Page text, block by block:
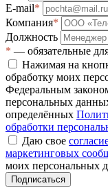
E-mail*
Компания*
Должность
* — обязательные
Нажимая на
обработку моих
Федеральным
персональных
определённых
обработки
Даю свое
маркетинговых
моих персональных
Подписаться